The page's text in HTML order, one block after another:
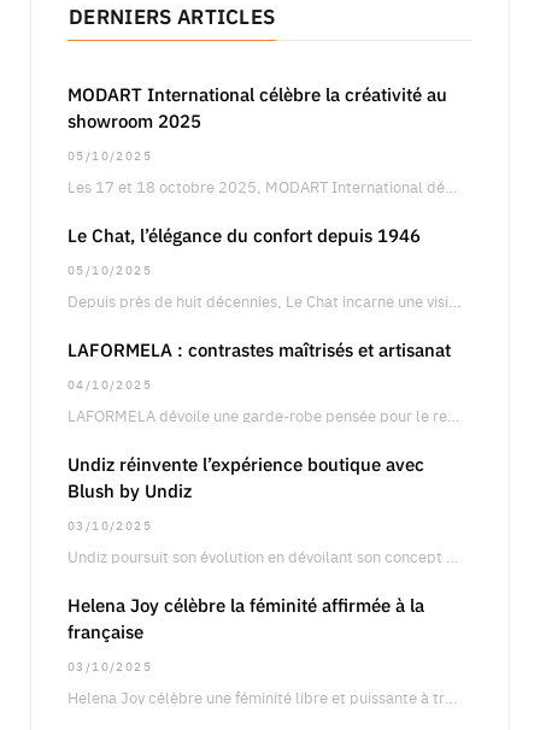
DERNIERS ARTICLES
MODART International célèbre la créativité au
showroom 2025
05/10/2025
Le Chat, l’élégance du confort depuis 1946
05/10/2025
LAFORMELA : contrastes maîtrisés et artisanat
04/10/2025
Undiz réinvente l’expérience boutique avec
Blush by Undiz
03/10/2025
Helena Joy célèbre la féminité affirmée à la
française
03/10/2025